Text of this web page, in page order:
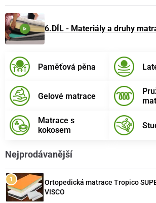
6.DÍL - Materiály a druhy
Paměťová pěna
Gelové matrace
Matrace s
kokosem
Nejprodávanější
Ortopedická matrace Tropico
VISCO